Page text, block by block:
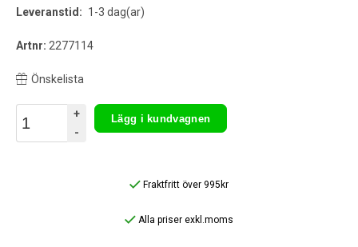
Leveranstid: 1-3 dag(ar)
Artnr: 2277114
Önskelista
+
-
Lägg i kundvagnen
Fraktfritt över 995kr
Alla priser exkl.moms